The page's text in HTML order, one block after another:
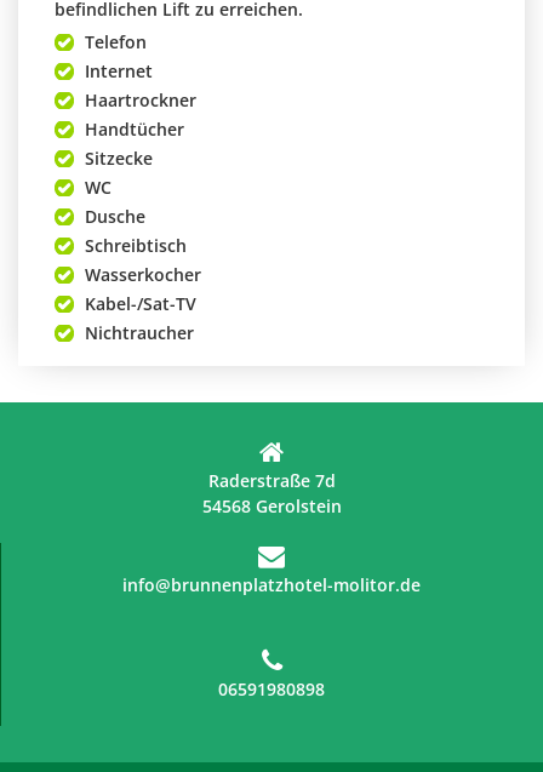
befindlichen Lift zu erreichen.
Telefon
Internet
Haartrockner
Handtücher
Sitzecke
WC
Dusche
Schreibtisch
Wasserkocher
Kabel-/Sat-TV
Nichtraucher
Raderstraße 7d
54568 Gerolstein
info@brunnenplatzhotel-molitor.de
06591980898